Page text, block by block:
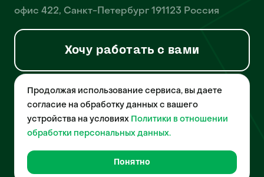
офис 422, Санкт-Петербург 191123 Россия
Хочу работать с вами
© 2026 Pet-Yes. ООО «Биржа домашних животных «Пет-Ес»
осуществляет деятельность в области информационных
технологий, деятельность по разработке и эксплуатации
собственного программного обеспечения, деятельность
порталов в информационно-коммуникационной сети Интернет и
домашних животных», свидетельство о регистрации
№2021612018 от 10 февраля 2021 года.
Продолжая использование сервиса, вы даете
согласие на обработку данных с вашего
устройства на условиях Политики в отношении
обработки персональных данных.
Понятно